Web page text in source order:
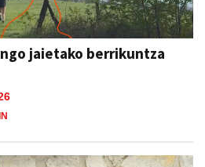
jaietako berrikuntza